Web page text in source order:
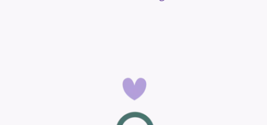
Na to vše a na mnoho dalších témat lze
sestavit individuální Bachova květová terapie